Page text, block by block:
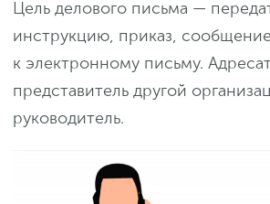
Цель делового письма —
инструкцию, приказ,
к электронному письму.
представитель другой
руководитель.